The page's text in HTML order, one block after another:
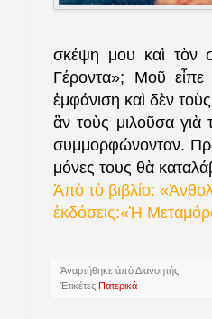
σκέψη μου καὶ τὸν
Γέροντα»; Μοῦ
ἐμφάνιση καὶ δὲν
ἂν τοὺς μιλοῦσα
συμμορφώνονταν.
μόνες τους θὰ
Ἀπὸ τὸ βιβλίο:
ἐκδόσεις:«Ἡ
Ἀναρτήθηκε ἀπὸΔιανοητής
Ἐτικέτες Πατερικά